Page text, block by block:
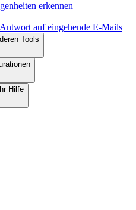
erkennen
auf eingehende E-Mails
Tools
Hilfe